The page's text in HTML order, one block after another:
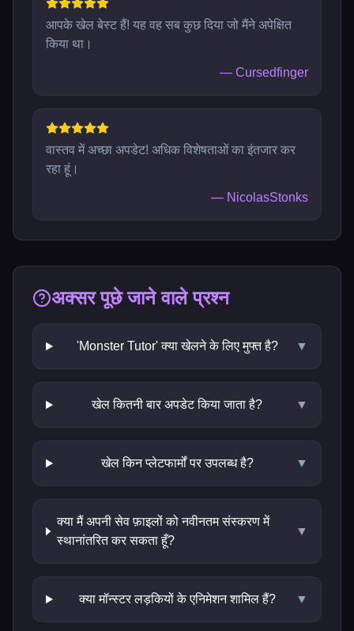
आपके खेल बेस्ट हैं! यह वह सब कुछ दिया जो मैंने अपेक्षित
किया था।
— Cursedfinger
वास्तव में अच्छा अपडेट! अधिक विशेषताओं का इंतजार कर
रहा हूं।
— NicolasStonks
अक्सर पूछे जाने वाले प्रश्न
'Monster Tutor' क्या खेलने के लिए मुफ्त है? ▼
खेल कितनी बार अपडेट किया जाता है? ▼
खेल किन प्लेटफार्मों पर उपलब्ध है? ▼
क्या मैं अपनी सेव फ़ाइलों को नवीनतम संस्करण में
स्थानांतरित कर सकता हूँ?
▼
क्या मॉन्स्टर लड़कियों के एनिमेशन शामिल हैं? ▼